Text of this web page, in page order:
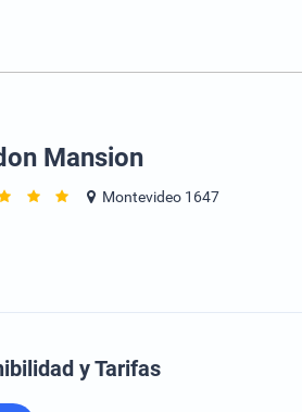
Mansion
Montevideo 1647
y Tarifas